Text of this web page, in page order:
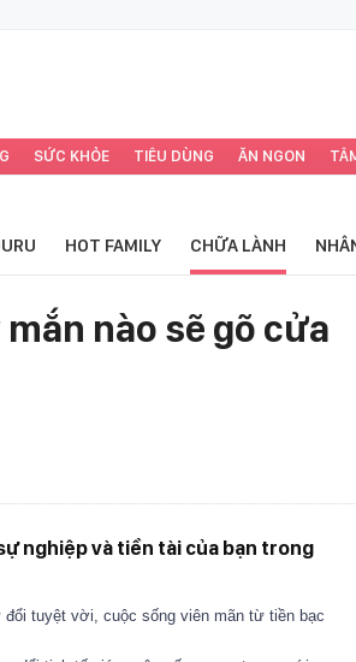
SỨC KHỎE TIÊU DÙNG ĂN NGON
HOT FAMILY CHỮA LÀNH
nào sẽ gõ cửa
nghiệp và tiền tài của bạn trong
tuyệt vời, cuộc sống viên mãn từ tiền bạc